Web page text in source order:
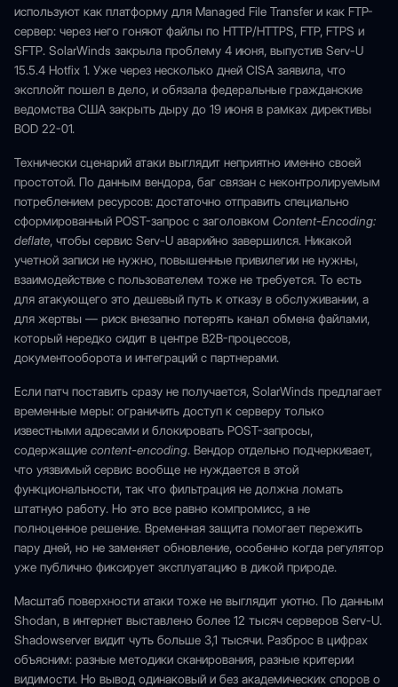
используют как платформу для Managed File Transfer и как FTP-
сервер: через него гоняют файлы по HTTP/HTTPS, FTP, FTPS и
SFTP. SolarWinds закрыла проблему 4 июня, выпустив Serv-U
15.5.4 Hotfix 1. Уже через несколько дней CISA заявила, что
эксплойт пошел в дело, и обязала федеральные гражданские
ведомства США закрыть дыру до 19 июня в рамках директивы
BOD 22-01.
Технически сценарий атаки выглядит неприятно именно своей
простотой. По данным вендора, баг связан с неконтролируемым
потреблением ресурсов: достаточно отправить специально
сформированный POST-запрос с заголовком Content-Encoding:
deflate, чтобы сервис Serv-U аварийно завершился. Никакой
учетной записи не нужно, повышенные привилегии не нужны,
взаимодействие с пользователем тоже не требуется. То есть
для атакующего это дешевый путь к отказу в обслуживании, а
для жертвы — риск внезапно потерять канал обмена файлами,
который нередко сидит в центре B2B-процессов,
документооборота и интеграций с партнерами.
Если патч поставить сразу не получается, SolarWinds предлагает
временные меры: ограничить доступ к серверу только
известными адресами и блокировать POST-запросы,
содержащие content-encoding. Вендор отдельно подчеркивает,
что уязвимый сервис вообще не нуждается в этой
функциональности, так что фильтрация не должна ломать
штатную работу. Но это все равно компромисс, а не
полноценное решение. Временная защита помогает пережить
пару дней, но не заменяет обновление, особенно когда регулятор
уже публично фиксирует эксплуатацию в дикой природе.
Масштаб поверхности атаки тоже не выглядит уютно. По данным
Shodan, в интернет выставлено более 12 тысяч серверов Serv-U.
Shadowserver видит чуть больше 3,1 тысячи. Разброс в цифрах
объясним: разные методики сканирования, разные критерии
видимости. Но вывод одинаковый и без академических споров о